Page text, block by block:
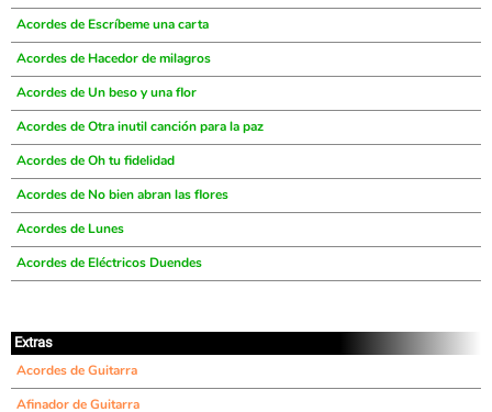
Acordes de Escríbeme una carta
Acordes de Hacedor de milagros
Acordes de Un beso y una flor
Acordes de Otra inutil canción para la paz
Acordes de Oh tu fidelidad
Acordes de No bien abran las flores
Acordes de Lunes
Acordes de Eléctricos Duendes
Extras
Acordes de Guitarra
Afinador de Guitarra